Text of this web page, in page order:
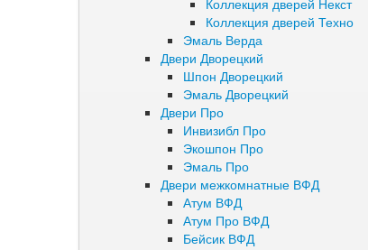
Коллекция дверей Некст
Коллекция дверей Техно
Эмаль Верда
Двери Дворецкий
Шпон Дворецкий
Эмаль Дворецкий
Двери Про
Инвизибл Про
Экошпон Про
Эмаль Про
Двери межкомнатные ВФД
Атум ВФД
Атум Про ВФД
Бейсик ВФД